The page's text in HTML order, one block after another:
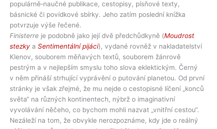
populárně‑naučné publikace, cestopisy, písňové texty,
básnické či povídkové sbírky. Jeho zatím poslední knížka
potvrzuje výše řečené.
Finisterre je podobně jako její dvě předchůdkyně (Moudrost
stezky a Sentimentální pijáci), vydané rovněž v nakladatelství
Klenov, souborem měňavých textů, souborem žánrově
pestrým a v nejlepším smyslu toho slova eklektickým. Černý
v něm přináší strhující vyprávění o putování planetou. Od první
stránky je však zřejmé, že mu nejde o cestopisné líčení „konců
světa“ na různých kontinentech, nýbrž o imaginativní
vyvolávání něčeho, co bychom mohli nazvat „vnitřní cestou“.
Nezáleží na tom, že obvykle nerozpoznáme, kdy jde o reál­ný